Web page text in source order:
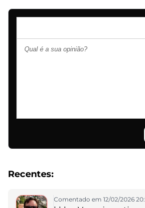
Recentes:
Comentado em 12/02/2026